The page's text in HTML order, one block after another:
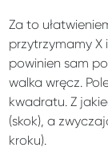
Za to
przytrzymamy X
powinien sam
walka wręcz.
kwadratu. Z
(skok), a
kroku).